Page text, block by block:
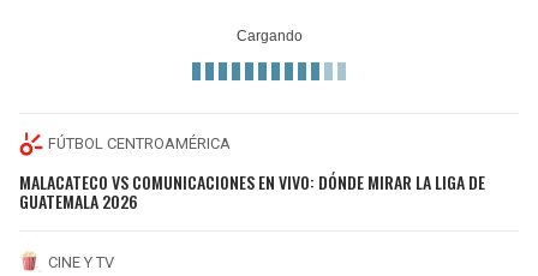
FÚTBOL CENTROAMÉRICA
MALACATECO VS COMUNICACIONES EN VIVO: DÓNDE MIRAR LA LIGA DE
GUATEMALA 2026
CINE Y TV